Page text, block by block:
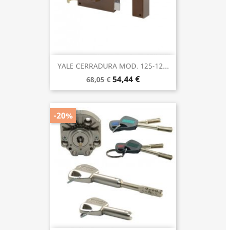
YALE CERRADURA MOD. 125-12...
68,05 € 54,44 €
-20%